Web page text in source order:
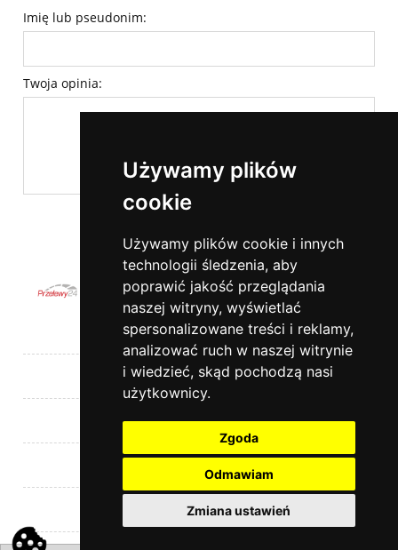
Używamy plików
cookie
Używamy plików cookie i innych
technologii śledzenia, aby
poprawić jakość przeglądania
naszej witryny, wyświetlać
spersonalizowane treści i reklamy,
analizować ruch w naszej witrynie
i wiedzieć, skąd pochodzą nasi
użytkownicy.
Zgoda
Odmawiam
Zmiana ustawień
Imię lub pseudonim:
Twoja opinia:
Pomoc
Moje konto
Płatności i dostawa
Kontakt